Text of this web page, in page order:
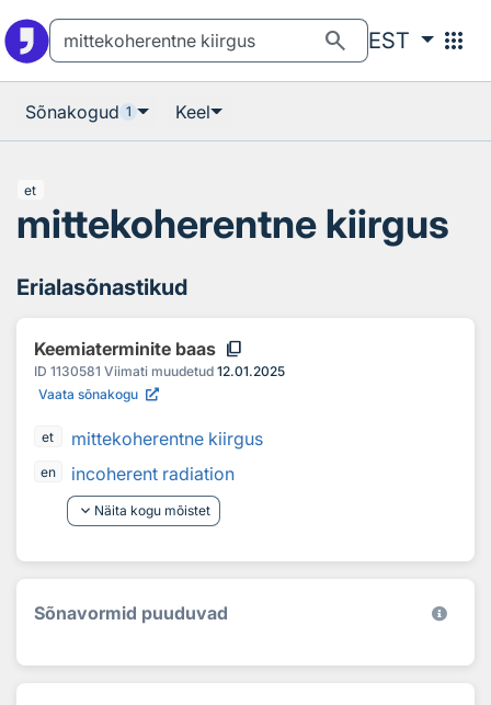
search EST apps
Sõnakogud 1 Keel
et
mittekoherentne kiirgus
Erialasõnastikud
Keemiaterminite baas content_copy
ID 1130581 Viimati muudetud 12.01.2025
Vaata sõnakogu
et mittekoherentne kiirgus
en
incoherent radiation
keyboard_arrow_down Näita kogu mõistet
Sõnavormid puuduvad